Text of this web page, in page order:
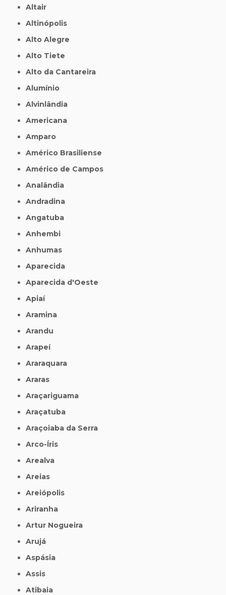
Altair
Altinópolis
Alto Alegre
Alto Tiete
Alto da Cantareira
Alumínio
Alvinlândia
Americana
Amparo
Américo Brasiliense
Américo de Campos
Analândia
Andradina
Angatuba
Anhembi
Anhumas
Aparecida
Aparecida d'Oeste
Apiaí
Aramina
Arandu
Arapeí
Araraquara
Araras
Araçariguama
Araçatuba
Araçoiaba da Serra
Arco-Íris
Arealva
Areias
Areiópolis
Ariranha
Artur Nogueira
Arujá
Aspásia
Assis
Atibaia